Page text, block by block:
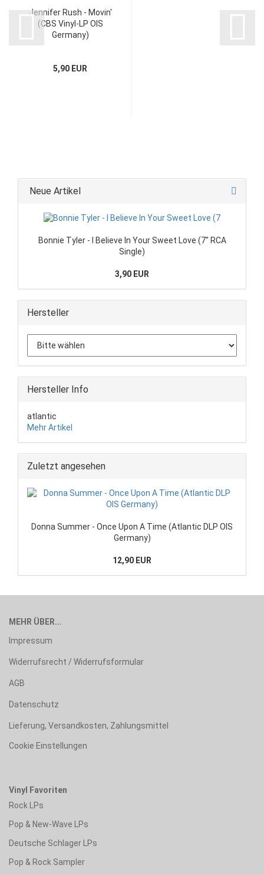
Jennifer Rush - Movin'
(CBS Vinyl-LP OIS
Germany)
5,90 EUR
Neue Artikel
Bonnie Tyler - I Believe In Your Sweet Love (7" RCA
Single)
3,90 EUR
Hersteller
Hersteller Info
atlantic
Mehr Artikel
Zuletzt angesehen
Donna Summer - Once Upon A Time (Atlantic DLP OIS
Germany)
12,90 EUR
MEHR ÜBER...
Impressum
Widerrufsrecht / Widerrufsformular
AGB
Datenschutz
Lieferung, Versandkosten, Zahlungsmittel
Cookie Einstellungen
Vinyl Favoriten
Rock LPs
Pop & New-Wave LPs
Deutsche Schlager LPs
Pop & Rock Sampler